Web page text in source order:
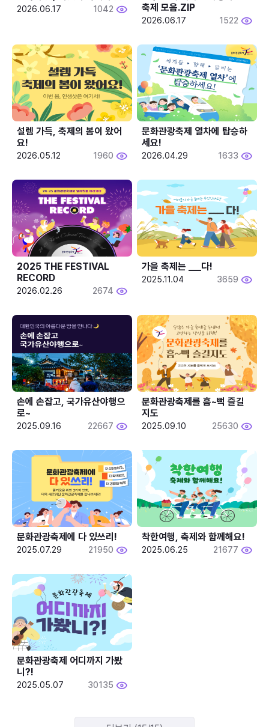
2026.06.17 1042
축제 모음.ZIP
2026.06.17 1522
설렘 가득, 축제의 봄이 왔어
요!
2026.05.12 1960
문화관광축제 열차에 탑승하
세요!
2026.04.29 1633
2025 THE FESTIVAL
RECORD
2026.02.26 2674
2025.11.04 3659
손에 손잡고, 국가유산야행으
로~
2025.09.16 22667
문화관광축제를 흠~뻑 즐길
지도
2025.09.10 25630
문화관광축제에 다 있쓰리!
2025.07.29 21950
착한여행, 축제와 함께해요!
2025.06.25 21677
문화관광축제 어디까지 가봤
니?!
2025.05.07 30135